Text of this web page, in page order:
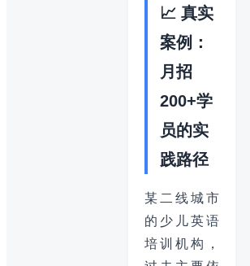
📈 真实
案例：
月招
200+学
员的实
践路径
某二线城市
的少儿英语
培训机构，